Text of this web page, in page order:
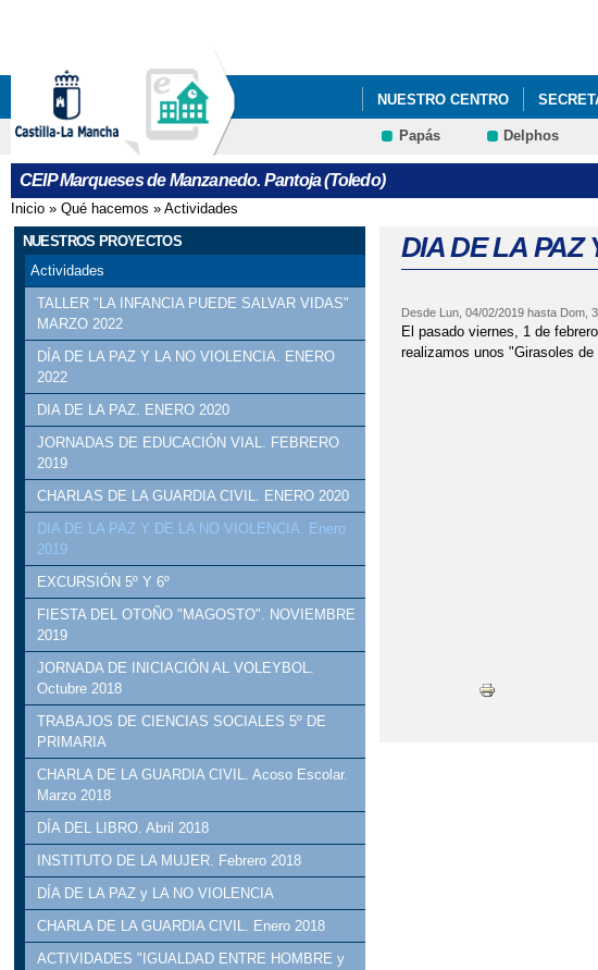
NUESTRO CENTRO
Papás Delphos
CEIP Marqueses de Manzanedo. Pantoja (Toledo)
Se encuentra usted aquí
Inicio » Qué hacemos » Actividades
NUESTROS PROYECTOS
Actividades
TALLER "LA INFANCIA PUEDE SALVAR VIDAS"
MARZO 2022
DÍA DE LA PAZ Y LA NO VIOLENCIA. ENERO
2022
DIA DE LA PAZ. ENERO 2020
JORNADAS DE EDUCACIÓN VIAL. FEBRERO
2019
CHARLAS DE LA GUARDIA CIVIL. ENERO 2020
DIA DE LA PAZ Y DE LA NO VIOLENCIA. Enero
2019
EXCURSIÓN 5º Y 6º
FIESTA DEL OTOÑO "MAGOSTO". NOVIEMBRE
2019
JORNADA DE INICIACIÓN AL VOLEYBOL.
Octubre 2018
TRABAJOS DE CIENCIAS SOCIALES 5º DE
PRIMARIA
CHARLA DE LA GUARDIA CIVIL. Acoso Escolar.
Marzo 2018
DÍA DEL LIBRO. Abril 2018
INSTITUTO DE LA MUJER. Febrero 2018
DÍA DE LA PAZ y LA NO VIOLENCIA
CHARLA DE LA GUARDIA CIVIL. Enero 2018
ACTIVIDADES "IGUALDAD ENTRE HOMBRE y
DIA DE LA PAZ
Desde Lun, 04/02/2019hasta Dom,
El pasado viernes, 1 de
realizamos unos "Girasoles